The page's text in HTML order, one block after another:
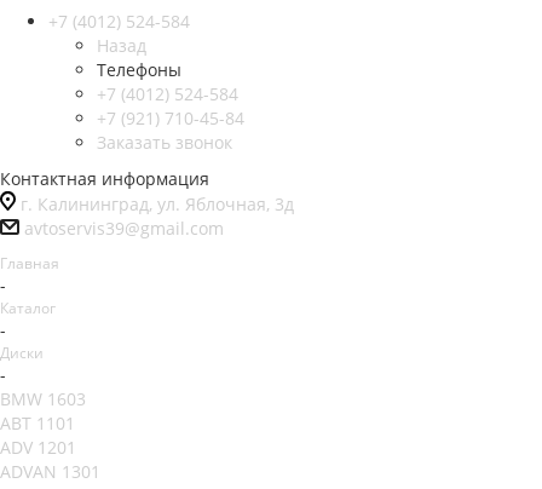
+7 (4012) 524-584
Назад
Телефоны
+7 (4012) 524-584
+7 (921) 710-45-84
Заказать звонок
Контактная информация
г. Калининград, ул. Яблочная, 3д
avtoservis39@gmail.com
Главная
-
Каталог
-
Диски
-
BMW 1603
ABT 1101
ADV 1201
ADVAN 1301